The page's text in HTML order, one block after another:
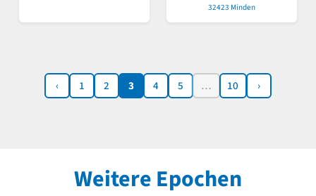
32423 Minden
‹ 1 2 3 4 5 … 10 ›
Weitere Epochen